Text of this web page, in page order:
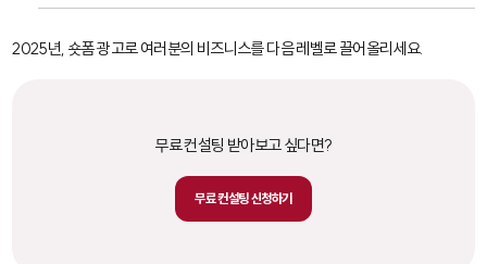
2025년, 숏폼 광고로 여러분의 비즈니스를 다음 레벨로 끌어올리세요.
무료 컨설팅 받아보고 싶다면?
무료 컨설팅 신청하기